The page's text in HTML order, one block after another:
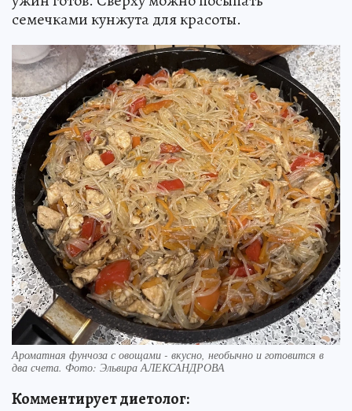
семечками кунжута для красоты.
Ароматная фунчоза с овощами - вкусно, необычно и готовится в
два счета. Фото: Эльвира АЛЕКСАНДРОВА
Комментирует диетолог: